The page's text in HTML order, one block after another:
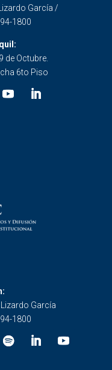
García /
1800
de Octubre.
6to Piso
García
1800